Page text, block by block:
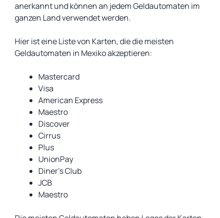
anerkannt und können an jedem Geldautomaten im
ganzen Land verwendet werden.
Hier ist eine Liste von Karten, die die meisten
Geldautomaten in Mexiko akzeptieren:
Mastercard
Visa
American Express
Maestro
Discover
Cirrus
Plus
UnionPay
Diner’s Club
JCB
Maestro